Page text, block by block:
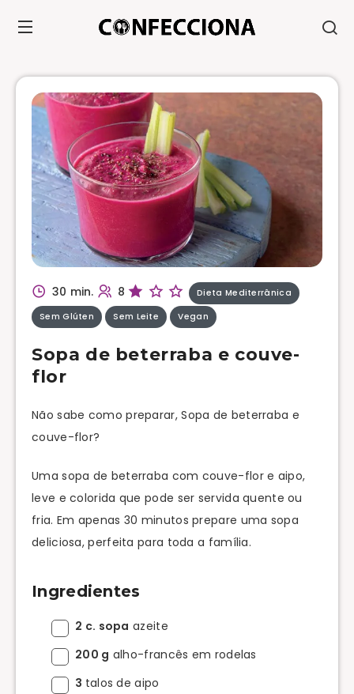
30 min. 8 Dieta Mediterrânica
Sem Glúten Sem Leite Vegan
Sopa de beterraba e couve-
flor
Não sabe como preparar, Sopa de beterraba e
couve-flor?
Uma sopa de beterraba com couve-flor e aipo,
leve e colorida que pode ser servida quente ou
fria. Em apenas 30 minutos prepare uma sopa
deliciosa, perfeita para toda a família.
Ingredientes
2 c. sopa azeite
200 g alho-francês em rodelas
3 talos de aipo